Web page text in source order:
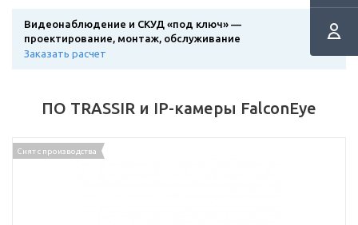
Видеонаблюдение и СКУД «под ключ» —
проектирование, монтаж, обслуживание
Заказать расчет
ПО TRASSIR и IP-камеры FalconEye
Снят с производства